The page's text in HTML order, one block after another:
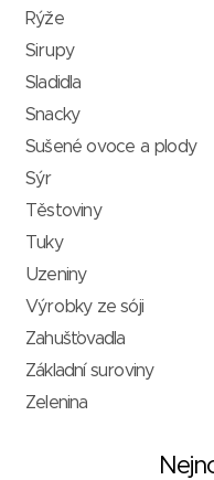
Rýže
Sirupy
Sladidla
Snacky
Sušené ovoce a plody
Sýr
Těstoviny
Tuky
Uzeniny
Výrobky ze sóji
Zahušťovadla
Základní suroviny
Zelenina